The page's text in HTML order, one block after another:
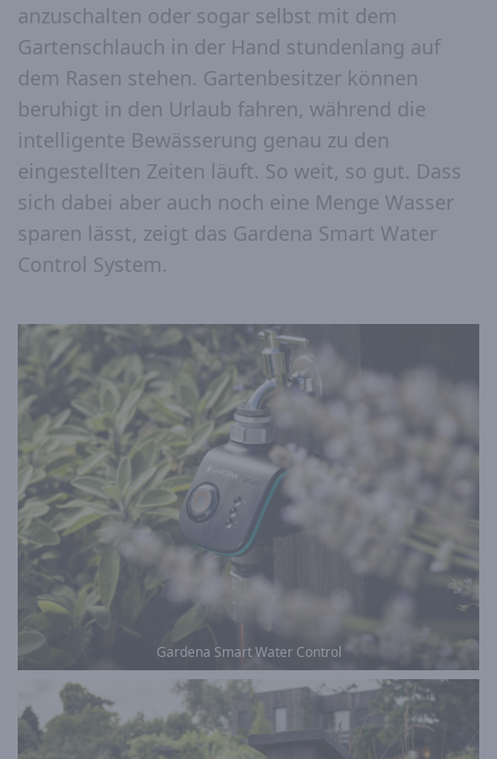
anzuschalten oder sogar selbst mit dem
Gartenschlauch in der Hand stundenlang auf
dem Rasen stehen. Gartenbesitzer können
beruhigt in den Urlaub fahren, während die
intelligente Bewässerung genau zu den
eingestellten Zeiten läuft. So weit, so gut. Dass
sich dabei aber auch noch eine Menge Wasser
sparen lässt, zeigt das Gardena Smart Water
Control System.
Gardena Smart Water Control